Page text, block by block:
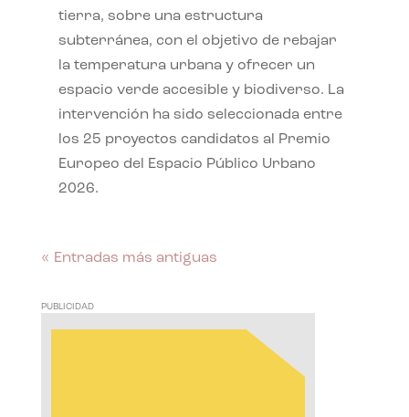
tierra, sobre una estructura
subterránea, con el objetivo de rebajar
la temperatura urbana y ofrecer un
espacio verde accesible y biodiverso. La
intervención ha sido seleccionada entre
los 25 proyectos candidatos al Premio
Europeo del Espacio Público Urbano
2026.
« Entradas más antiguas
PUBLICIDAD